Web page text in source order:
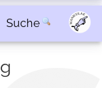
Suche